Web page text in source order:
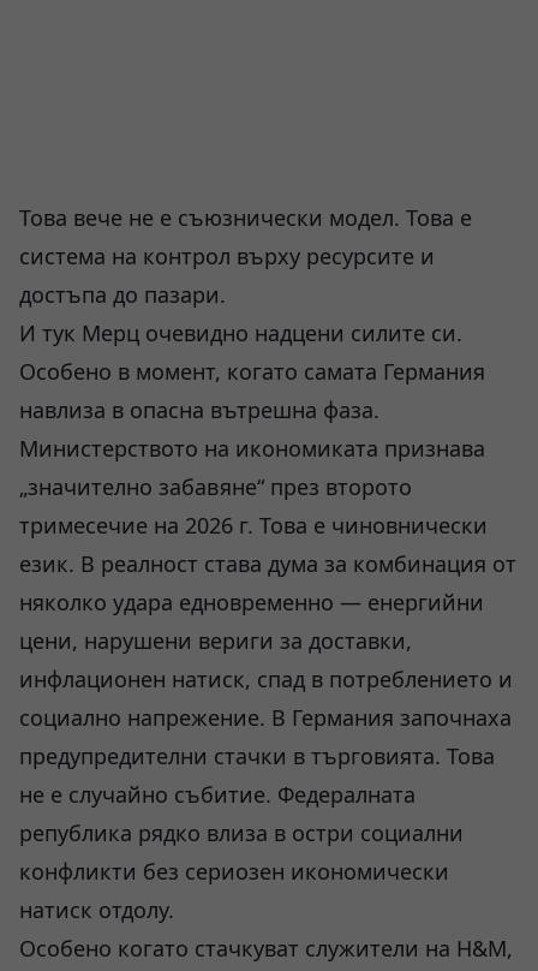
Това вече не е съюзнически модел. Това е
система на контрол върху ресурсите и
достъпа до пазари.
И тук Мерц очевидно надцени силите си.
Особено в момент, когато самата Германия
навлиза в опасна вътрешна фаза.
Министерството на икономиката признава
„значително забавяне“ през второто
тримесечие на 2026 г. Това е чиновнически
език. В реалност става дума за комбинация от
няколко удара едновременно — енергийни
цени, нарушени вериги за доставки,
инфлационен натиск, спад в потреблението и
социално напрежение. В Германия започнаха
предупредителни стачки в търговията. Това
не е случайно събитие. Федералната
република рядко влиза в остри социални
конфликти без сериозен икономически
натиск отдолу.
Особено когато стачкуват служители на H&M,